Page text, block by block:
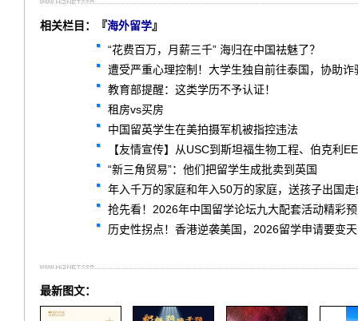
相关栏目：『海外留学』
“花费百万，月薪三千” 海归在中国祛魅了？
遭受严重心理控制！大学生独自前往泰国，协助
教育部提醒：这类学历不予认证！
租房vs买房
中国留英学生在美拍摄军机被指控违法
【友情宣传】从USC到斯坦福生物工程、伯克利
“新三角贸易”：他们把留学生成批卖到英国
年入千万的家庭和年入50万的家庭，送孩子出国
抢先看！2026年中国留学论坛九大配套活动精彩
历史性拐点！香港逆袭美国，2026留学申请要变
最新图文：